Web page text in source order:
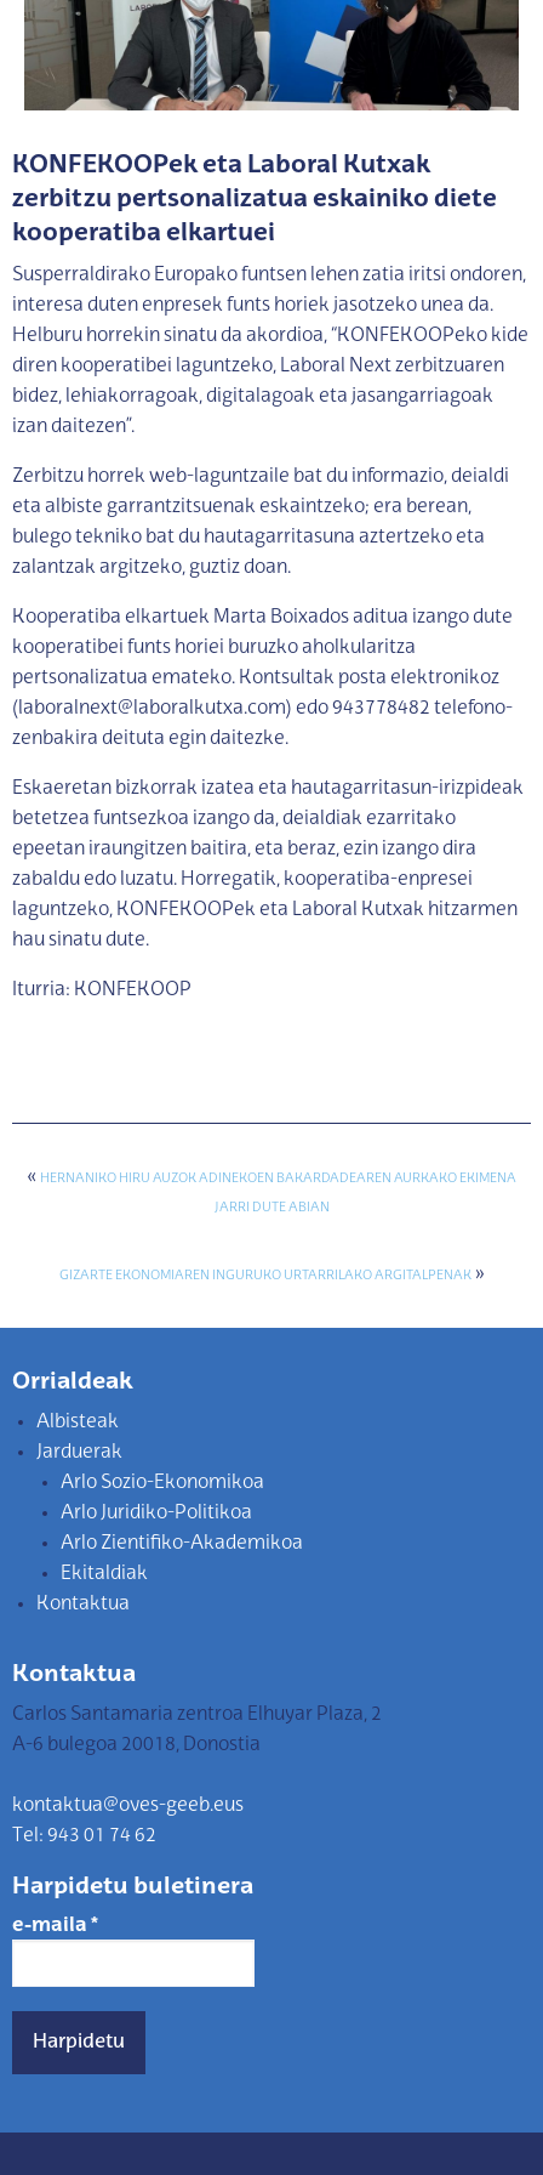
KONFEKOOPek eta Laboral Kutxak
zerbitzu pertsonalizatua eskainiko diete
kooperatiba elkartuei
Susperraldirako Europako funtsen lehen zatia iritsi ondoren,
interesa duten enpresek funts horiek jasotzeko unea da.
Helburu horrekin sinatu da akordioa, “KONFEKOOPeko kide
diren kooperatibei laguntzeko, Laboral Next zerbitzuaren
bidez, lehiakorragoak, digitalagoak eta jasangarriagoak
izan daitezen”.
Zerbitzu horrek web-laguntzaile bat du informazio, deialdi
eta albiste garrantzitsuenak eskaintzeko; era berean,
bulego tekniko bat du hautagarritasuna aztertzeko eta
zalantzak argitzeko, guztiz doan.
Kooperatiba elkartuek Marta Boixados aditua izango dute
kooperatibei funts horiei buruzko aholkularitza
pertsonalizatua emateko. Kontsultak posta elektronikoz
(laboralnext@laboralkutxa.com) edo 943778482 telefono-
zenbakira deituta egin daitezke.
Eskaeretan bizkorrak izatea eta hautagarritasun-irizpideak
betetzea funtsezkoa izango da, deialdiak ezarritako
epeetan iraungitzen baitira, eta beraz, ezin izango dira
zabaldu edo luzatu. Horregatik, kooperatiba-enpresei
laguntzeko, KONFEKOOPek eta Laboral Kutxak hitzarmen
hau sinatu dute.
Iturria: KONFEKOOP
« HERNANIKO HIRU AUZOK ADINEKOEN BAKARDADEAREN AURKAKO EKIMENA
JARRI DUTE ABIAN
GIZARTE EKONOMIAREN INGURUKO URTARRILAKO ARGITALPENAK»
Orrialdeak
Albisteak
Jarduerak
Arlo Sozio-Ekonomikoa
Arlo Juridiko-Politikoa
Arlo Zientifiko-Akademikoa
Ekitaldiak
Kontaktua
Kontaktua
Carlos Santamaria zentroa Elhuyar Plaza, 2
A-6 bulegoa 20018, Donostia
kontaktua@oves-geeb.eus
Tel: 943 01 74 62
Harpidetu buletinera
e-maila *